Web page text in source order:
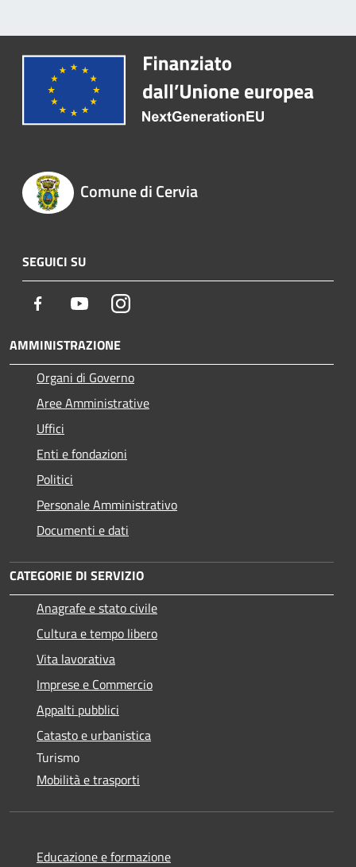
Comune di Cervia
SEGUICI SU
Facebook YoutubeInstagram
AMMINISTRAZIONE
Organi di Governo
Aree Amministrative
Uffici
Enti e fondazioni
Politici
Personale Amministrativo
Documenti e dati
CATEGORIE DI SERVIZIO
Anagrafe e stato civile
Cultura e tempo libero
Vita lavorativa
Imprese e Commercio
Appalti pubblici
Catasto e urbanistica
Turismo
Mobilità e trasporti
Educazione e formazione